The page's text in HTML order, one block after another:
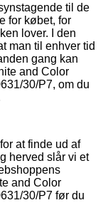
til de
for købet, for
lover. I den
man til enhver tid
gang kan
and Color
30/P7, om du
at finde ud af
herved slår vi et
and Color
30/P7 før du